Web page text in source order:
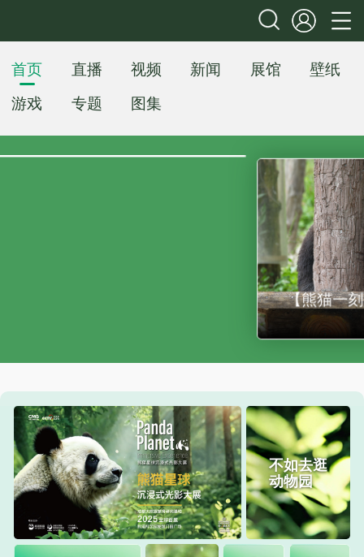
首页 直播 视频 新闻 展馆 壁纸
游戏 专题 图集
【熊猫一刻】讲究！大熊猫睡前还要做
不如去逛
动物园